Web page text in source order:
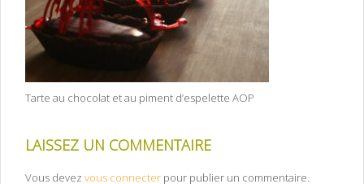
Tarte au chocolat et au piment d’espelette AOP
LAISSEZ UN COMMENTAIRE
Vous devez vous connecter pour publier un commentaire.